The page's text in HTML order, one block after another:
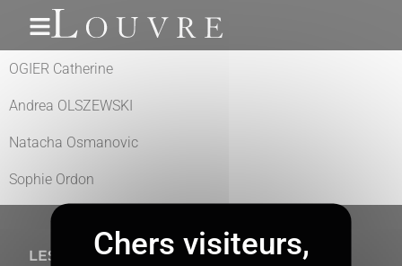
OGIER Catherine
Andrea OLSZEWSKI
Natacha Osmanovic
Sophie Ordon
LES BANCS CONTACT
Gestion des cookies